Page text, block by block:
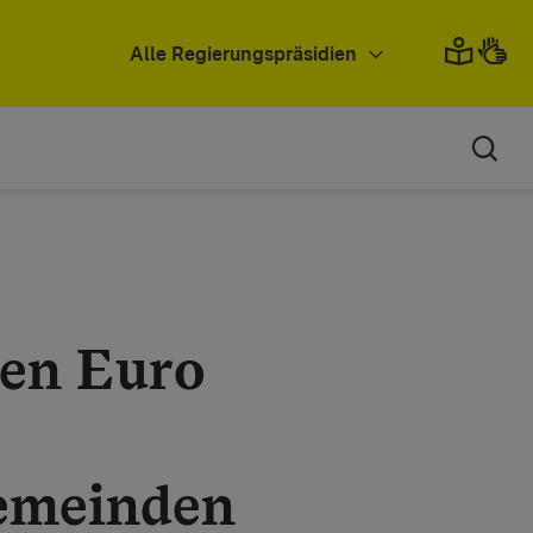
Alle Regierungspräsidien
Euro